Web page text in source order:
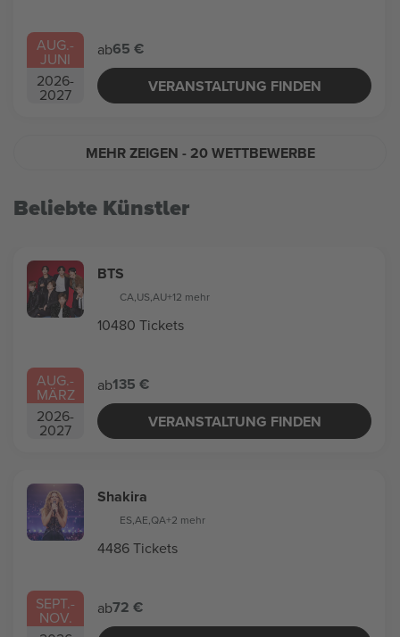
AUG.-
JUNI
2026-
2027
ab65 €
VERANSTALTUNG FINDEN
MEHR ZEIGEN - 20 WETTBEWERBE
Beliebte Künstler
AUG.-
MÄRZ
2026-
2027
BTS
CA,US,AU+12 mehr
10480 Tickets
ab135 €
VERANSTALTUNG FINDEN
SEPT.-
NOV.
Shakira
ES,AE,QA+2 mehr
4486 Tickets
ab72 €